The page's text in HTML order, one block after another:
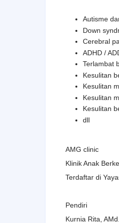
Autisme
Down
Cerebral
ADHD /
Terlambat
Kesulitan
Kesulitan
Kesulitan
Kesulitan
dll
AMG clinic
Klinik Anak
Terdaftar di
Pendiri
Kurnia Rita,